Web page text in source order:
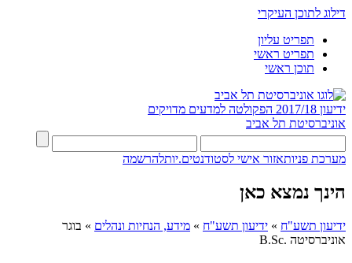
דילוג לתוכן העיקרי
תפריט עליון
תפריט ראשי
תוכן ראשי
ידיעון 2017/18
הפקולטה למדעים מדויקים
אוניברסיטת תל אביב
מערכת פניותאזור אישי לסטודנטים.יותלהרשמה
הינך נמצא כאן
ידיעון תשע"ח » ידיעון תשע"ח » מידע, הנחיות ונהלים » בוגר
אוניברסיטה .B.Sc